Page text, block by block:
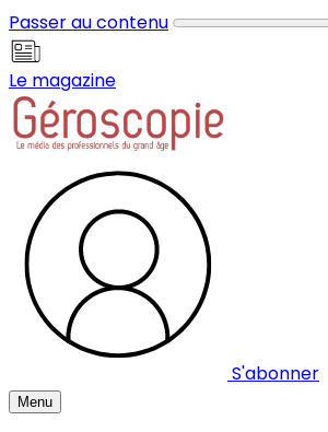
Passer au contenu
Le magazine
S'abonner
Menu
Panneau de gestion des cookies